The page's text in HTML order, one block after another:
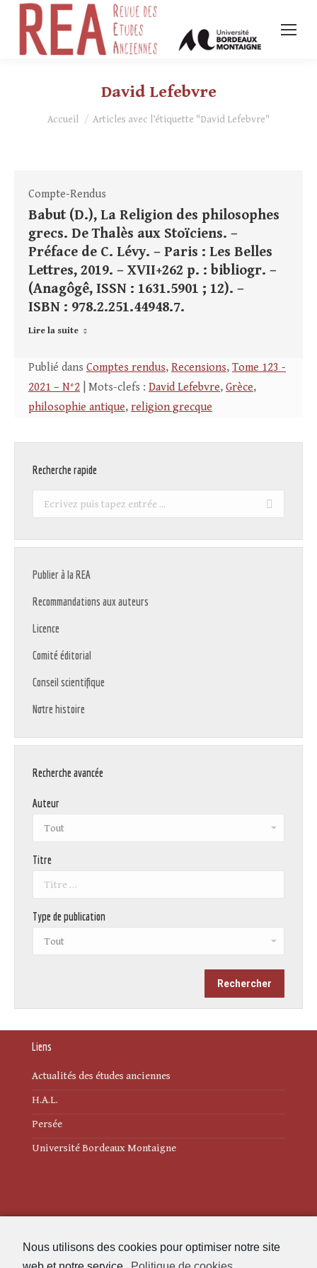
Nous utilisons des cookies pour optimiser notre site
David Lefebvre
Vous êtes ici :
Accueil Articles avec l’étiquette "David Lefebvre"
Compte-Rendus
Babut (D.), La Religion des philosophes
grecs. De Thalès aux Stoïciens. –
Préface de C. Lévy. – Paris : Les Belles
Lettres, 2019. – XVII+262 p. : bibliogr. –
(Anagôgê, ISSN : 1631.5901 ; 12). –
ISBN : 978.2.251.44948.7.
Lire la suite
Publié dans Comptes rendus, Recensions, Tome 123 -
2021 – N°2 | Mots-clefs : David Lefebvre, Grèce,
philosophie antique, religion grecque
Recherche rapide
Recherche
Publier à la REA
Recommandations aux auteurs
Licence
Comité éditorial
Conseil scientifique
Notre histoire
Recherche avancée
Auteur
Titre
Type de publication
Liens
Actualités des études anciennes
H.A.L.
Persée
Université Bordeaux Montaigne
Politique de cookies (UE)